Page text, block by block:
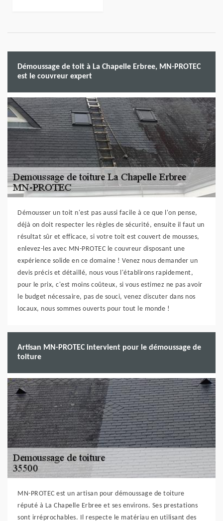
Démoussage de toit à La Chapelle Erbree, MN-PROTEC
est le couvreur expert
Démousser un toit n'est pas aussi facile à ce que l'on pense,
déjà on doit respecter les règles de sécurité, ensuite il faut un
résultat sûr et efficace, si votre toit est couvert de mousses,
enlevez-les avec MN-PROTEC le couvreur disposant une
expérience solide en ce domaine ! Venez nous demander un
devis précis et détaillé, nous vous l'établirons rapidement,
pour le prix, c'est moins coûteux, si vous estimez ne pas avoir
le budget nécessaire, pas de souci, venez discuter dans nos
locaux, nous sommes ouverts pour tout le monde !
Artisan MN-PROTEC intervient pour le démoussage de
toiture
MN-PROTEC est un artisan pour démoussage de toiture
réputé à La Chapelle Erbree et ses environs. Ses prestations
sont irréprochables. Il respecte le matériau en utilisant des